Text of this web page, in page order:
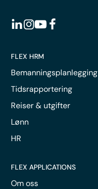
FLEX HRM
Bemanningsplanlegging
Tidsrapportering
Reiser & utgifter
Lønn
HR
FLEX APPLICATIONS
Om oss